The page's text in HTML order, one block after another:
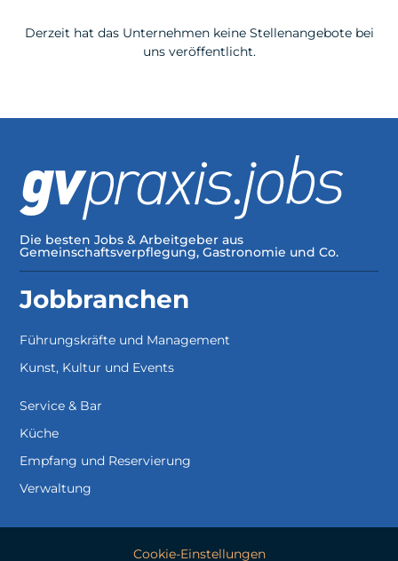
Derzeit hat das Unternehmen keine Stellenangebote bei
uns veröffentlicht.
Die besten Jobs & Arbeitgeber aus
Gemeinschaftsverpflegung, Gastronomie und Co.
Jobbranchen
Führungskräfte und Management
Kunst, Kultur und Events
Service & Bar
Küche
Empfang und Reservierung
Verwaltung
Cookie-Einstellungen